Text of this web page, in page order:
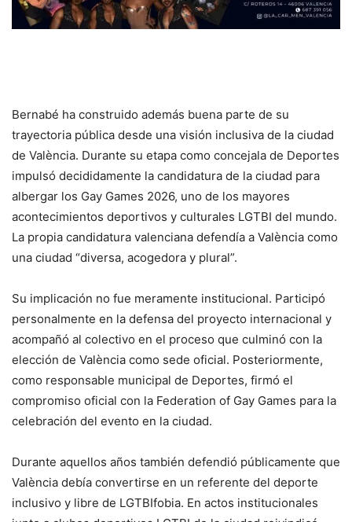
Bernabé ha construido además buena parte de su
trayectoria pública desde una visión inclusiva de la ciudad
de València. Durante su etapa como concejala de Deportes
impulsó decididamente la candidatura de la ciudad para
albergar los Gay Games 2026, uno de los mayores
acontecimientos deportivos y culturales LGTBI del mundo.
La propia candidatura valenciana defendía a València como
una ciudad “diversa, acogedora y plural”.
Su implicación no fue meramente institucional. Participó
personalmente en la defensa del proyecto internacional y
acompañó al colectivo en el proceso que culminó con la
elección de València como sede oficial. Posteriormente,
como responsable municipal de Deportes, firmó el
compromiso oficial con la Federation of Gay Games para la
celebración del evento en la ciudad.
Durante aquellos años también defendió públicamente que
València debía convertirse en un referente del deporte
inclusivo y libre de LGTBIfobia. En actos institucionales